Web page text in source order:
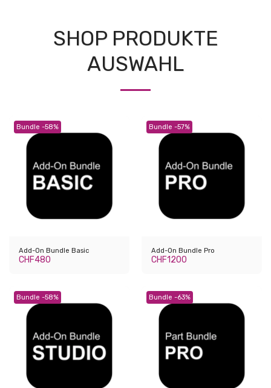
SHOP PRODUKTE
AUSWAHL
Bundle -58%
Add-On Bundle Basic
CHF480
Bundle -57%
Add-On Bundle Pro
CHF1200
Bundle -58% Bundle -63%